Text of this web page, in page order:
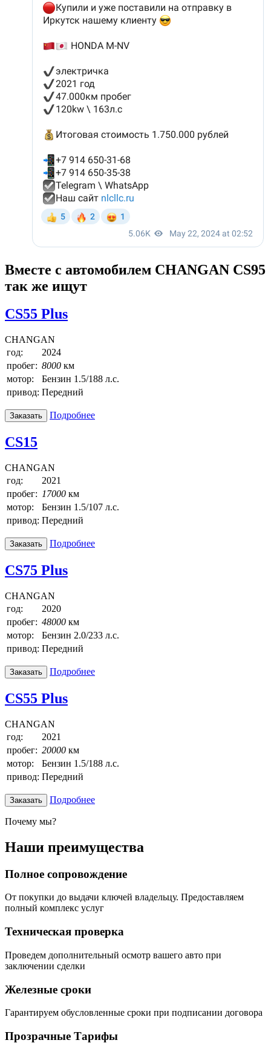
Вместе с автомобилем CHANGAN CS95
так же ищут
CS55 Plus
CHANGAN
год:
2024
пробег: 8000 км
мотор:
Бензин 1.5/188 л.с.
привод: Передний
Заказать Подробнее
CS15
CHANGAN
год:
2021
пробег: 17000 км
мотор:
Бензин 1.5/107 л.с.
привод: Передний
Заказать Подробнее
CS75 Plus
CHANGAN
год:
2020
пробег: 48000 км
мотор:
Бензин 2.0/233 л.с.
привод: Передний
Заказать Подробнее
CS55 Plus
CHANGAN
год:
2021
пробег: 20000 км
мотор:
Бензин 1.5/188 л.с.
привод: Передний
Заказать Подробнее
Почему мы?
Наши преимущества
Полное сопровождение
От покупки до выдачи ключей владельцу. Предоставляем
полный комплекс услуг
Техническая проверка
Проведем дополнительный осмотр вашего авто при
заключении сделки
Железные сроки
Гарантируем обусловленные сроки при подписании договора
Прозрачные Тарифы